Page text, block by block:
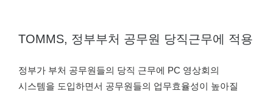
TOMMS, 정부부처 공무원 당직근무에 적용
정부가 부처 공무원들의 당직 근무에 PC 영상회의
시스템을 도입하면서 공무원들의 업무효율성이 높아질